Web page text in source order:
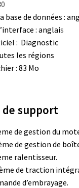
0
base de données :
: anglais
: Diagnostic
les régions
: 83 Mo
de support
de gestion du
de gestion de
ralentisseur.
de traction
d’embrayage.